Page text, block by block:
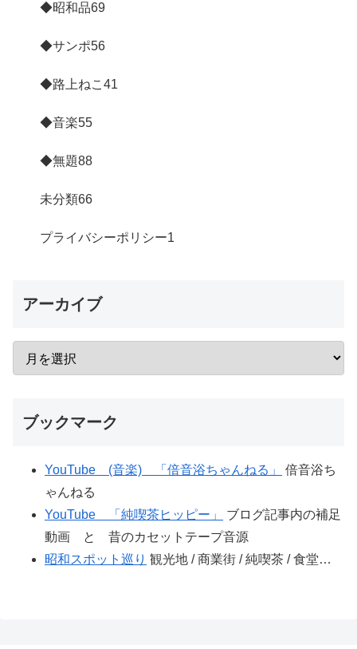
◆昭和品69
◆サンポ56
◆路上ねこ41
◆音楽55
◆無題88
未分類66
プライバシーポリシー1
アーカイブ
ブックマーク
YouTube (音楽) 「倍音浴ちゃんねる」
倍音浴ち
ゃんねる
YouTube 「純喫茶ヒッピー」
ブログ記事内の補足
動画 と 昔のカセットテープ音源
昭和スポット巡り 観光地 / 商業街 / 純喫茶 / 食堂…